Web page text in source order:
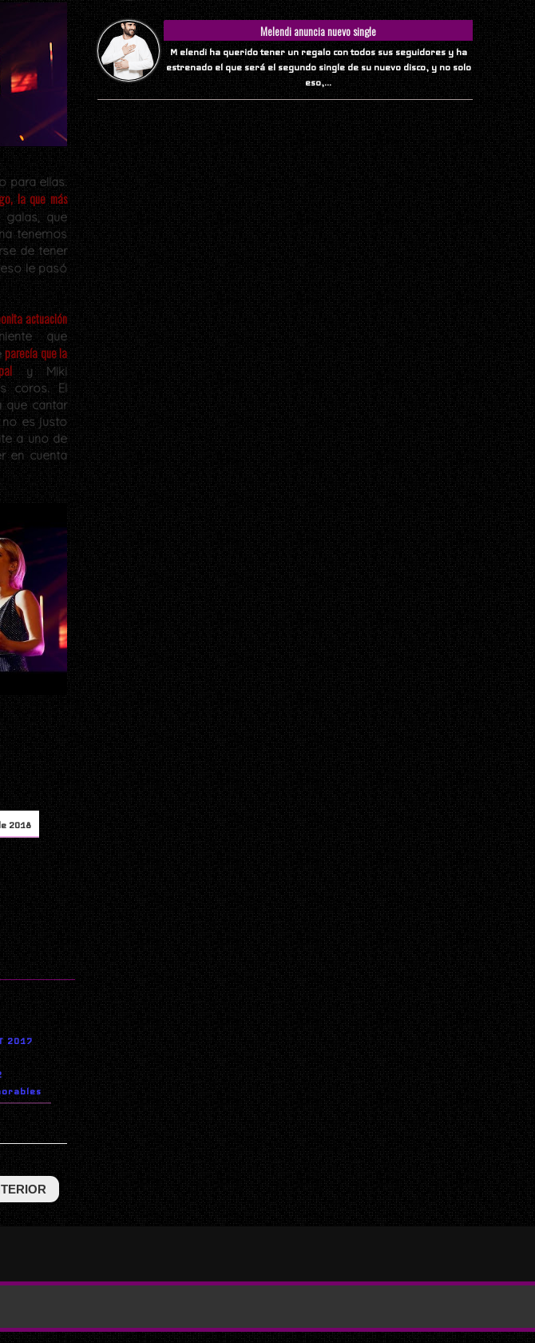
para ellas.
la que más
que
tenemos
de tener
le pasó
actuación
que
parecía que la
y Miki
coros. El
que cantar
es justo
a uno de
en cuenta
2018
2017
Melendi anuncia nuevo single
M elendi ha querido tener un regalo con todos sus seguidores y ha
estrenado el que será el segundo single de su nuevo disco, y no solo
eso,...